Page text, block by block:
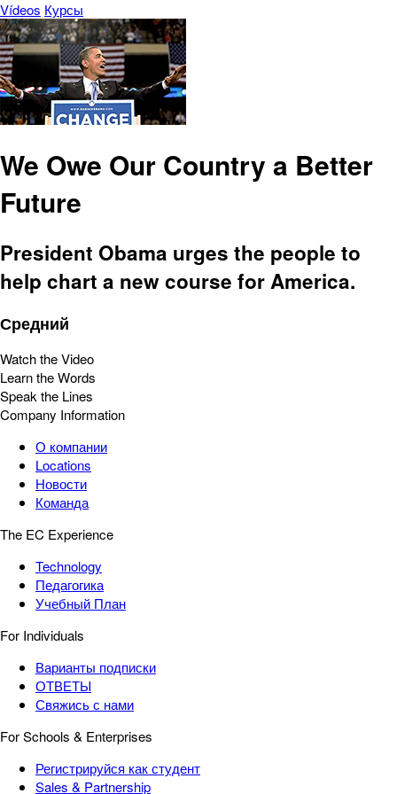
Vídeos Курсы
We Owe Our Country a Better
Future
President Obama urges the people to
help chart a new course for America.
Средний
Watch the Video
Learn the Words
Speak the Lines
Company Information
О компании
Locations
Новости
Команда
The EC Experience
Technology
Педагогика
Учебный План
For Individuals
Варианты подписки
ОТВЕТЫ
Свяжись с нами
For Schools & Enterprises
Регистрируйся как студент
Sales & Partnership